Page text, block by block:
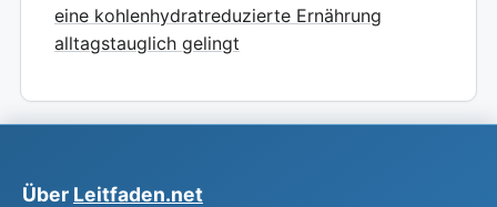
eine kohlenhydratreduzierte Ernährung
alltagstauglich gelingt
Über Leitfaden.net